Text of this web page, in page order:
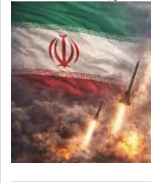
جرأة أكبر وتضعف مساعي